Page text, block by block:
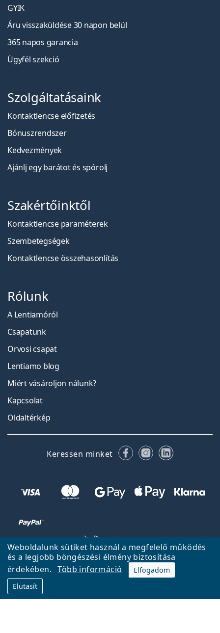
Weboldalunk sütiket használ a megfelelő működés
és a legjobb böngészési élmény biztosítása
érdekében.
Több információ
Elfogadom
Elutasít
GYIK
Áru visszaküldése 30 napon belül
365 napos garancia
Ügyfél szekció
Szolgáltatásaink
Kontaktlencse előfizetés
Bónuszrendszer
Kedvezmények
Ajánlj egy barátot és spórolj
Szakértőinktől
Kontaktlencse paraméterek
Szembetegségek
Kontaktlencse összehasonlítás
Rólunk
A Lentiamóról
Csapatunk
Orvosi csapat
Lentiamo blog
Miért vásároljon nálunk?
Kapcsolat
Oldaltérkép
Keressen minket FacebookInstagram
LinkedIn
Fel
A Lentiamo.hu tulajdonosa és üzemeltetője a Lentiamo s.r.o.,